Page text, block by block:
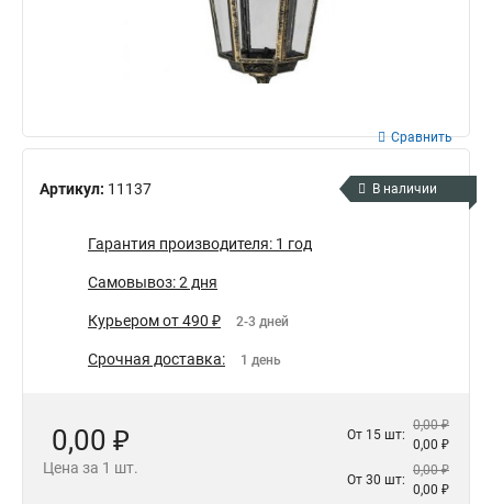
Артикул: 11137
Сравнить
В наличии
Гарантия производителя: 1 год
Самовывоз: 2 дня
Курьером от 490 ₽ 2-3 дней
Срочная доставка: 1 день
0,00 ₽
Цена за 1 шт.
От 15 шт:
0,00 ₽
0,00 ₽
От 30 шт:
0,00 ₽
0,00 ₽